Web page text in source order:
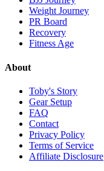
Weight Journey
PR Board
Recovery
Fitness Age
About
Toby's Story
Gear Setup
FAQ
Contact
Privacy Policy
Terms of Service
Affiliate Disclosure